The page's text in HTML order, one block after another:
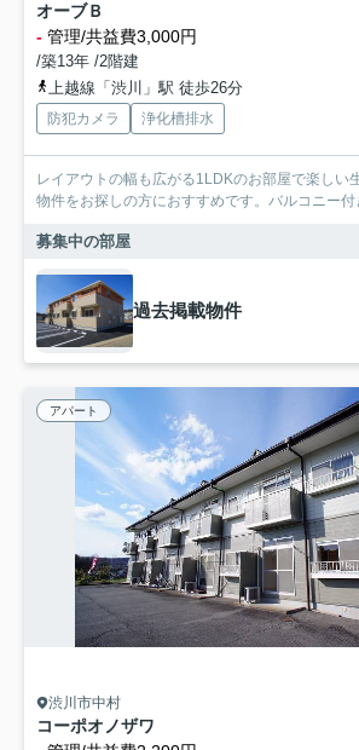
オーブＢ
- 管理/共益費3,000円
/築13年 /2階建
上越線「渋川」駅 徒歩26分
防犯カメラ 浄化槽排水
レイアウトの幅も広がる1LDKのお部屋で楽しい
物件をお探しの方におすすめです。バルコニー付
募集中の部屋
過去掲載物件
アパート
渋川市中村
コーポオノザワ